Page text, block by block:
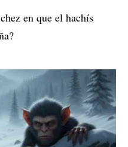
en que el hachís